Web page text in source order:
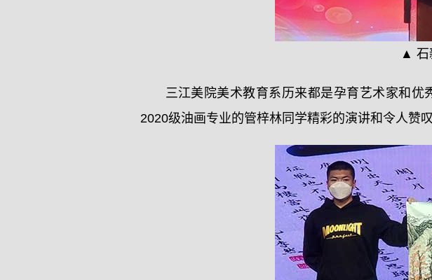
▲ 石
三江美院美术教育系历来都是孕育艺术家和
2020级油画专业的管梓林同学精彩的演讲和令人赞